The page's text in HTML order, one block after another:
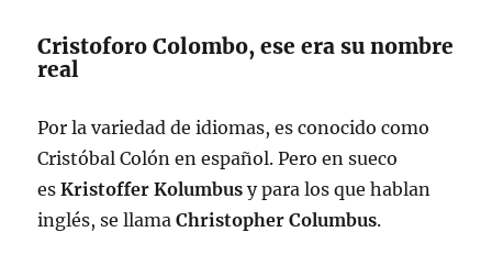
Cristoforo Colombo, ese era su nombre
real
Por la variedad de idiomas, es conocido como
Cristóbal Colón en español. Pero en sueco
es Kristoffer Kolumbusy para los que hablan
inglés, se llama Christopher Columbus.